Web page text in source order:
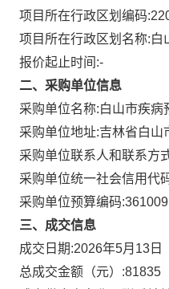
项目所在行政区划编码:
项目所在行政区划名称:白
报价起止时间:-
二、采购单位信息
采购单位名称:白山市疾病
采购单位地址:吉林省白山
采购单位联系人和联系方
采购单位统一社会信用代
采购单位预算编码:361009
三、成交信息
成交日期:2026年5月13日
总成交金额（元）:81835